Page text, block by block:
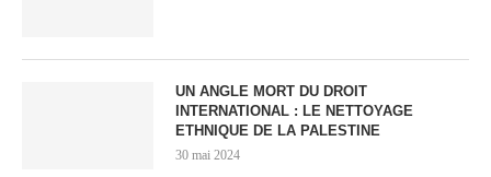
UN ANGLE MORT DU DROIT
INTERNATIONAL : LE NETTOYAGE
ETHNIQUE DE LA PALESTINE
30 mai 2024